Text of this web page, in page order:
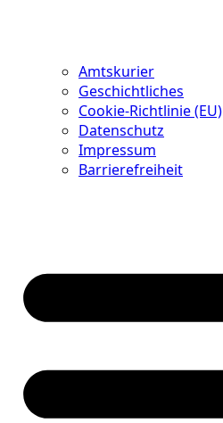
Amtskurier
Geschichtliches
Cookie-Richtlinie (EU)
Datenschutz
Impressum
Barrierefreiheit